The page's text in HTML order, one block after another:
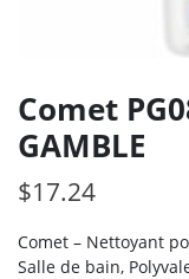
Comet
GAMBLE
$17.24
Comet – Nettoyant
Salle de bain,